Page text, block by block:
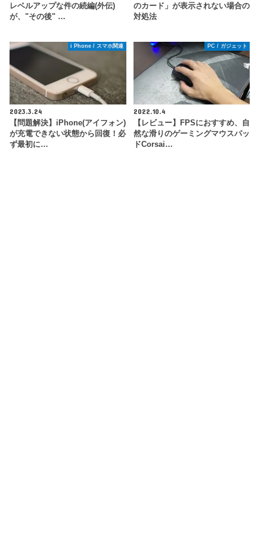
レベルアップな件の続編(外伝)
が、"その後" …
のカード」が表示されない場合の
対処法
i Phone / スマホ関連
2023.3.24
【問題解決】iPhone(アイフォン)
が充電できない状態から回復！必
ず最初に…
PC / ガジェット
2022.10.4
【レビュー】FPSにおすすめ、自
然な滑りのゲーミングマウスパッ
ドCorsai…